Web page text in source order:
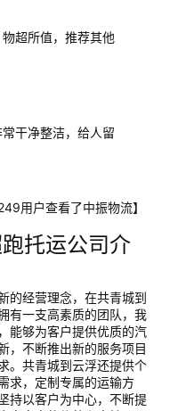
超所值，推荐其他
干净整洁，给人留
用户查看了中振物流】
托运公司介
的经营理念，在共青城到
有一支高素质的团队，我
能够为客户提供优质的汽
，不断推出新的服务项目
。共青城到云浮还提供个
求，定制专属的运输方
持以客户为中心，不断提